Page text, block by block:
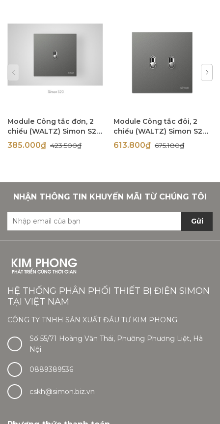
Module Công tắc đơn, 2
chiều (WALTZ) Simon S20
821112
385.000₫ 423.500₫
Module Công tắc đôi, 2
chiều (WALTZ) Simon S20
821122
613.800₫ 675.180₫
NHẬN THÔNG TIN KHUYẾN MÃI TỪ CHÚNG TÔI
Gửi
HỆ THỐNG PHÂN PHỐI THIẾT BỊ ĐIỆN SIMON
TẠI VIỆT NAM
CÔNG TY TNHH SẢN XUẤT ĐẦU TƯ KIM PHONG
Số 55/71 Hoàng Văn Thái, Phường Phương Liệt, Hà
Nội
0889389536
cskh@simon.biz.vn